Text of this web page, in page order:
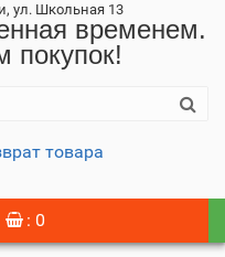
ул. Школьная 13
временем.
покупок!
товара
: 0